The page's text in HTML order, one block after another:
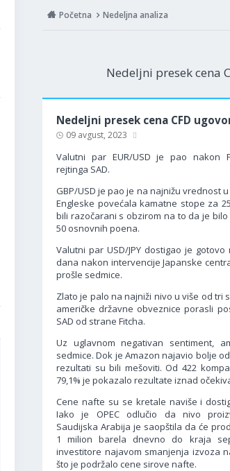
Početna Nedeljna analiza
Nedeljni presek cena
Nedeljni presek cena CFD
09 avgust, 2023
Valutni par EUR/USD je pao nakon
rejtinga SAD.
GBP/USD je pao je na najnižu vrednost
Engleske povećala kamatne stope za
bili razočarani s obzirom na to da je
50 osnovnih poena.
Valutni par USD/JPY dostigao je
dana nakon intervencije Japanske
prošle sedmice.
Zlato je palo na najniži nivo u više od tri
američke državne obveznice porasli
SAD od strane Fitcha.
Uz uglavnom negativan sentiment,
sedmice. Dok je Amazon najavio bolje
rezultati su bili mešoviti. Od 422
79,1% je pokazalo rezultate iznad
Cene nafte su se kretale naviše i
Iako je OPEC odlučio da nivo
Saudijska Arabija je saopštila da će
1 milion barela dnevno do kraja
investitore najavom smanjenja izvoza
što je podržalo cene sirove nafte.